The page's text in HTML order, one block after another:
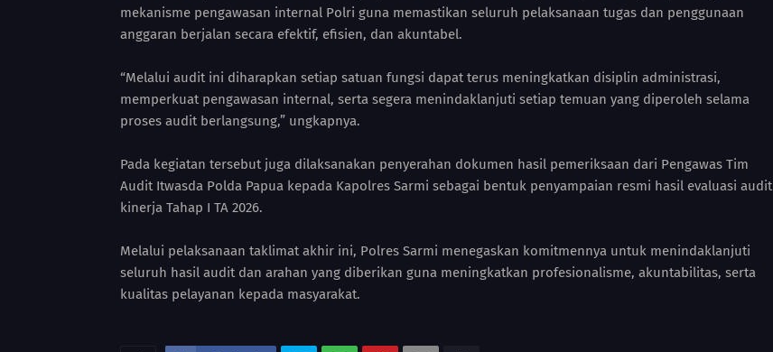
mekanisme pengawasan internal Polri guna memastikan seluruh pelaksanaan tugas dan penggunaan
anggaran berjalan secara efektif, efisien, dan akuntabel.
“Melalui audit ini diharapkan setiap satuan fungsi dapat terus meningkatkan disiplin administrasi,
memperkuat pengawasan internal, serta segera menindaklanjuti setiap temuan yang diperoleh selama
proses audit berlangsung,” ungkapnya.
Pada kegiatan tersebut juga dilaksanakan penyerahan dokumen hasil pemeriksaan dari Pengawas Tim
Audit Itwasda Polda Papua kepada Kapolres Sarmi sebagai bentuk penyampaian resmi hasil evaluasi audit
kinerja Tahap I TA 2026.
Melalui pelaksanaan taklimat akhir ini, Polres Sarmi menegaskan komitmennya untuk menindaklanjuti
seluruh hasil audit dan arahan yang diberikan guna meningkatkan profesionalisme, akuntabilitas, serta
kualitas pelayanan kepada masyarakat.